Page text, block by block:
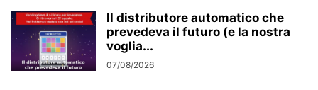
Il distributore automatico che
prevedeva il futuro (e la nostra
voglia...
07/08/2026